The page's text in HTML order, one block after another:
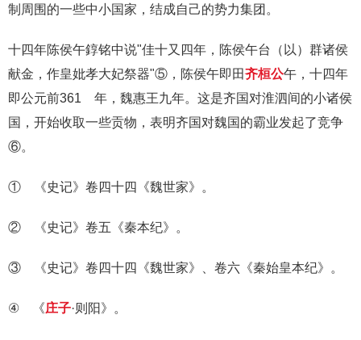
制周围的一些中小国家，结成自己的势力集团。
十四年陈侯午錞铭中说"佳十又四年，陈侯午台（以）群诸侯
献金，作皇妣孝大妃祭器"⑤，陈侯午即田齐桓公午，十四年
即公元前361 年，魏惠王九年。这是齐国对淮泗间的小诸侯
国，开始收取一些贡物，表明齐国对魏国的霸业发起了竞争
⑥。
① 《史记》卷四十四《魏世家》。
② 《史记》卷五《秦本纪》。
③ 《史记》卷四十四《魏世家》、卷六《秦始皇本纪》。
④ 《庄子·则阳》。